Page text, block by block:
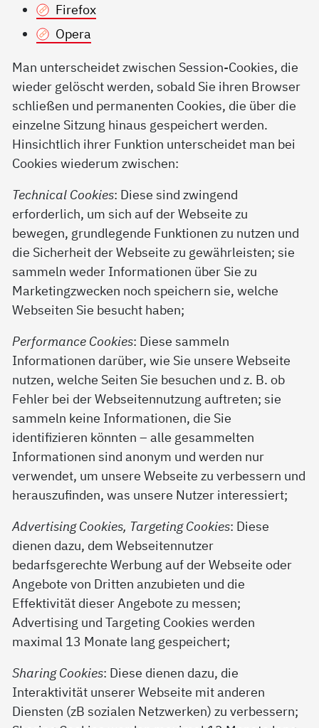
Firefox
Opera
Man unterscheidet zwischen Session-Cookies, die
wieder gelöscht werden, sobald Sie ihren Browser
schließen und permanenten Cookies, die über die
einzelne Sitzung hinaus gespeichert werden.
Hinsichtlich ihrer Funktion unterscheidet man bei
Cookies wiederum zwischen:
Technical Cookies: Diese sind zwingend
erforderlich, um sich auf der Webseite zu
bewegen, grundlegende Funktionen zu nutzen und
die Sicherheit der Webseite zu gewährleisten; sie
sammeln weder Informationen über Sie zu
Marketingzwecken noch speichern sie, welche
Webseiten Sie besucht haben;
Performance Cookies: Diese sammeln
Informationen darüber, wie Sie unsere Webseite
nutzen, welche Seiten Sie besuchen und z. B. ob
Fehler bei der Webseitennutzung auftreten; sie
sammeln keine Informationen, die Sie
identifizieren könnten – alle gesammelten
Informationen sind anonym und werden nur
verwendet, um unsere Webseite zu verbessern und
herauszufinden, was unsere Nutzer interessiert;
Advertising Cookies, Targeting Cookies: Diese
dienen dazu, dem Webseitennutzer
bedarfsgerechte Werbung auf der Webseite oder
Angebote von Dritten anzubieten und die
Effektivität dieser Angebote zu messen;
Advertising und Targeting Cookies werden
maximal 13 Monate lang gespeichert;
Sharing Cookies: Diese dienen dazu, die
Interaktivität unserer Webseite mit anderen
Diensten (zB sozialen Netzwerken) zu verbessern;